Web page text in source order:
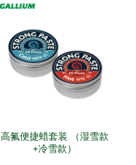
高氟便捷蜡套装 （湿雪款
+冷雪款）